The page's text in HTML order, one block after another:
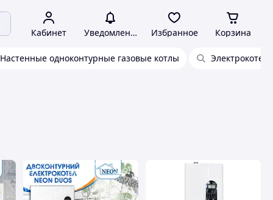
Кабинет Уведомления Избранное Корзина
Настенные одноконтурные газовые котлы Электрокотел